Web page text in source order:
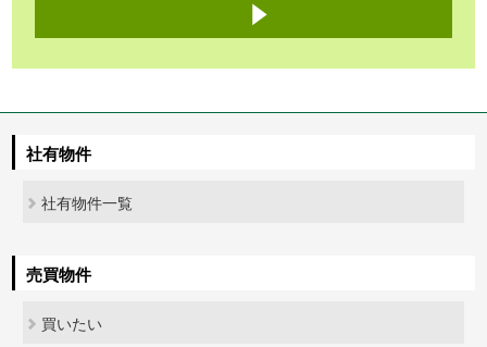
社有物件
社有物件一覧
売買物件
買いたい